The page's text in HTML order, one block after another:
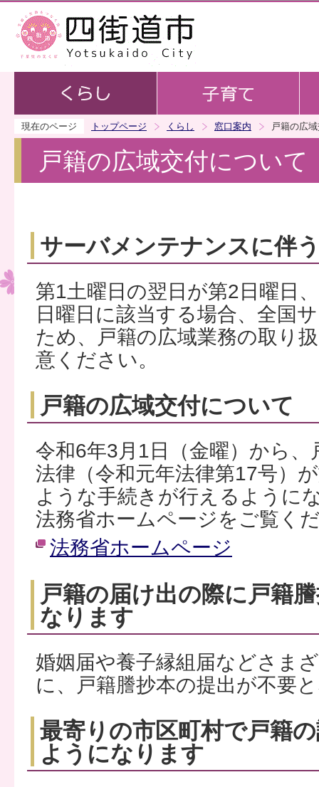
現在のページ トップページ くらし 窓口案内 戸籍の広
戸籍の広域交付について
サーバメンテナンスに伴
第1土曜日の翌日が第2日曜日
日曜日に該当する場合、全国
ため、戸籍の広域業務の取り
意ください。
戸籍の広域交付について
令和6年3月1日（金曜）から
法律（令和元年法律第17号）
ような手続きが行えるように
法務省ホームページをご覧く
法務省ホームページ
戸籍の届け出の際に戸籍
なります
婚姻届や養子縁組届などさま
に、戸籍謄抄本の提出が不要
最寄りの市区町村で戸籍
ようになります